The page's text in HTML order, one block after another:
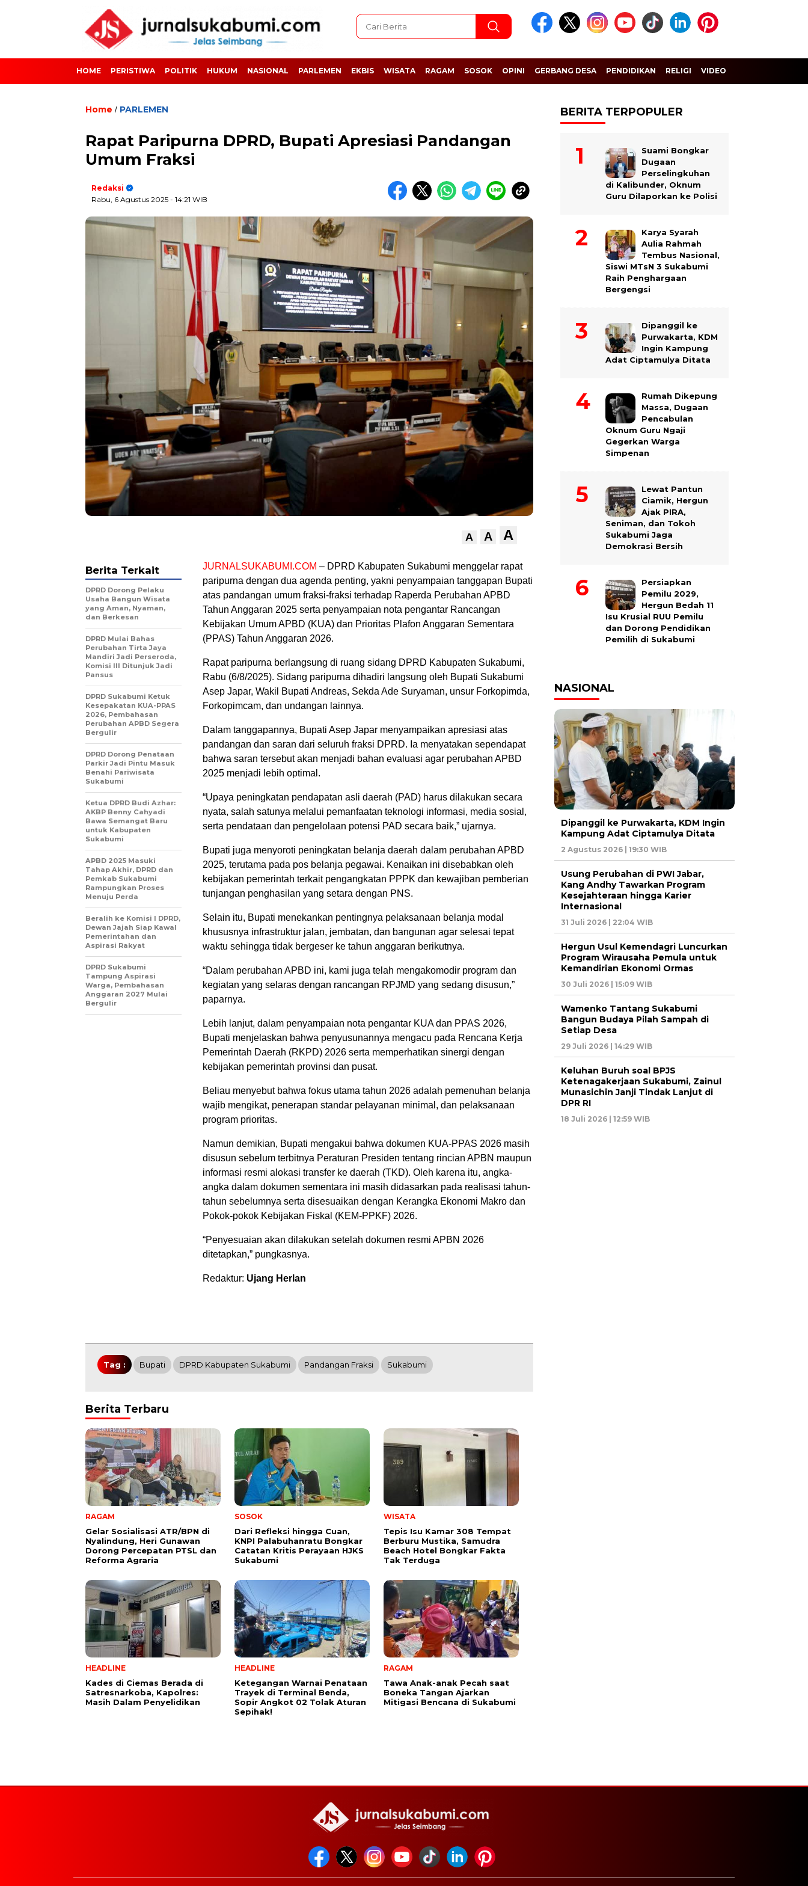
HOME PERISTIWA POLITIK HUKUM NASIONAL PARLEMEN EKBIS WISATA RAGAM SOSOK OPINI GERBANG DESA PENDIDIKAN RELIGI VIDEO
Home / PARLEMEN
Rapat Paripurna DPRD, Bupati Apresiasi Pandangan
Umum Fraksi
Redaksi
Rabu, 6 Agustus 2025 - 14:21 WIB
A A A
JURNALSUKABUMI.COM – DPRD Kabupaten Sukabumi menggelar rapat
paripurna dengan dua agenda penting, yakni penyampaian tanggapan Bupati
atas pandangan umum fraksi-fraksi terhadap Raperda Perubahan APBD
Tahun Anggaran 2025 serta penyampaian nota pengantar Rancangan
Kebijakan Umum APBD (KUA) dan Prioritas Plafon Anggaran Sementara
(PPAS) Tahun Anggaran 2026.
Rapat paripurna berlangsung di ruang sidang DPRD Kabupaten Sukabumi,
Rabu (6/8/2025). Sidang paripurna dihadiri langsung oleh Bupati Sukabumi
Asep Japar, Wakil Bupati Andreas, Sekda Ade Suryaman, unsur Forkopimda,
Forkopimcam, dan undangan lainnya.
Dalam tanggapannya, Bupati Asep Japar menyampaikan apresiasi atas
pandangan dan saran dari seluruh fraksi DPRD. Ia menyatakan sependapat
bahwa saran tersebut akan menjadi bahan evaluasi agar perubahan APBD
2025 menjadi lebih optimal.
“Upaya peningkatan pendapatan asli daerah (PAD) harus dilakukan secara
nyata, salah satunya melalui pemanfaatan teknologi informasi, media sosial,
serta pendataan dan pengelolaan potensi PAD secara baik,” ujarnya.
Bupati juga menyoroti peningkatan belanja daerah dalam perubahan APBD
2025, terutama pada pos belanja pegawai. Kenaikan ini disebabkan oleh
kebijakan pemerintah terkait pengangkatan PPPK dan kewajiban pemberian
tunjangan penghasilan yang setara dengan PNS.
Selain itu, Bupati menekankan pentingnya pelaksanaan belanja modal
khususnya infrastruktur jalan, jembatan, dan bangunan agar selesai tepat
waktu sehingga tidak bergeser ke tahun anggaran berikutnya.
“Dalam perubahan APBD ini, kami juga telah mengakomodir program dan
kegiatan yang selaras dengan rancangan RPJMD yang sedang disusun,”
paparnya.
Lebih lanjut, dalam penyampaian nota pengantar KUA dan PPAS 2026,
Bupati menjelaskan bahwa penyusunannya mengacu pada Rencana Kerja
Pemerintah Daerah (RKPD) 2026 serta memperhatikan sinergi dengan
kebijakan pemerintah provinsi dan pusat.
Beliau menyebut bahwa fokus utama tahun 2026 adalah pemenuhan belanja
wajib mengikat, penerapan standar pelayanan minimal, dan pelaksanaan
program prioritas.
Namun demikian, Bupati mengakui bahwa dokumen KUA-PPAS 2026 masih
disusun sebelum terbitnya Peraturan Presiden tentang rincian APBN maupun
informasi resmi alokasi transfer ke daerah (TKD). Oleh karena itu, angka-
angka dalam dokumen sementara ini masih didasarkan pada realisasi tahun-
tahun sebelumnya serta disesuaikan dengan Kerangka Ekonomi Makro dan
Pokok-pokok Kebijakan Fiskal (KEM-PPKF) 2026.
“Penyesuaian akan dilakukan setelah dokumen resmi APBN 2026
ditetapkan,” pungkasnya.
Redaktur: Ujang Herlan
Berita Terkait
DPRD Dorong Pelaku
Usaha Bangun Wisata
yang Aman, Nyaman,
dan Berkesan
DPRD Mulai Bahas
Perubahan Tirta Jaya
Mandiri Jadi Perseroda,
Komisi III Ditunjuk Jadi
Pansus
DPRD Sukabumi Ketuk
Kesepakatan KUA-PPAS
2026, Pembahasan
Perubahan APBD Segera
Bergulir
DPRD Dorong Penataan
Parkir Jadi Pintu Masuk
Benahi Pariwisata
Sukabumi
Ketua DPRD Budi Azhar:
AKBP Benny Cahyadi
Bawa Semangat Baru
untuk Kabupaten
Sukabumi
APBD 2025 Masuki
Tahap Akhir, DPRD dan
Pemkab Sukabumi
Rampungkan Proses
Menuju Perda
Beralih ke Komisi I DPRD,
Dewan Jajah Siap Kawal
Pemerintahan dan
Aspirasi Rakyat
DPRD Sukabumi
Tampung Aspirasi
Warga, Pembahasan
Anggaran 2027 Mulai
Bergulir
Tag : Bupati DPRD Kabupaten Sukabumi Pandangan Fraksi Sukabumi
Berita Terbaru
RAGAM
Gelar Sosialisasi ATR/BPN di
Nyalindung, Heri Gunawan
Dorong Percepatan PTSL dan
Reforma Agraria
SOSOK
Dari Refleksi hingga Cuan,
KNPI Palabuhanratu Bongkar
Catatan Kritis Perayaan HJKS
Sukabumi
WISATA
Tepis Isu Kamar 308 Tempat
Berburu Mustika, Samudra
Beach Hotel Bongkar Fakta
Tak Terduga
HEADLINE
Kades di Ciemas Berada di
Satresnarkoba, Kapolres:
Masih Dalam Penyelidikan
HEADLINE
Ketegangan Warnai Penataan
Trayek di Terminal Benda,
Sopir Angkot 02 Tolak Aturan
Sepihak!
RAGAM
Tawa Anak-anak Pecah saat
Boneka Tangan Ajarkan
Mitigasi Bencana di Sukabumi
BERITA TERPOPULER
Suami Bongkar
Dugaan
Perselingkuhan
di Kalibunder, Oknum
Guru Dilaporkan ke Polisi
Karya Syarah
Aulia Rahmah
Tembus Nasional,
Siswi MTsN 3 Sukabumi
Raih Penghargaan
Bergengsi
Dipanggil ke
Purwakarta, KDM
Ingin Kampung
Adat Ciptamulya Ditata
Rumah Dikepung
Massa, Dugaan
Pencabulan
Oknum Guru Ngaji
Gegerkan Warga
Simpenan
Lewat Pantun
Ciamik, Hergun
Ajak PIRA,
Seniman, dan Tokoh
Sukabumi Jaga
Demokrasi Bersih
Persiapkan
Pemilu 2029,
Hergun Bedah 11
Isu Krusial RUU Pemilu
dan Dorong Pendidikan
Pemilih di Sukabumi
NASIONAL
Dipanggil ke Purwakarta, KDM Ingin
Kampung Adat Ciptamulya Ditata
2 Agustus 2026 | 19:30 WIB
Usung Perubahan di PWI Jabar,
Kang Andhy Tawarkan Program
Kesejahteraan hingga Karier
Internasional
31 Juli 2026 | 22:04 WIB
Hergun Usul Kemendagri Luncurkan
Program Wirausaha Pemula untuk
Kemandirian Ekonomi Ormas
30 Juli 2026 | 15:09 WIB
Wamenko Tantang Sukabumi
Bangun Budaya Pilah Sampah di
Setiap Desa
29 Juli 2026 | 14:29 WIB
Keluhan Buruh soal BPJS
Ketenagakerjaan Sukabumi, Zainul
Munasichin Janji Tindak Lanjut di
DPR RI
18 Juli 2026 | 12:59 WIB